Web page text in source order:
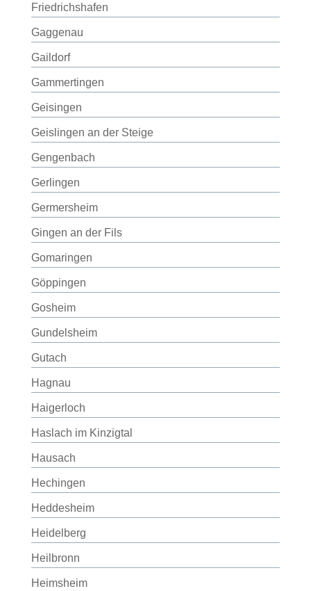
Friedrichshafen
Gaggenau
Gaildorf
Gammertingen
Geisingen
Geislingen an der Steige
Gengenbach
Gerlingen
Germersheim
Gingen an der Fils
Gomaringen
Göppingen
Gosheim
Gundelsheim
Gutach
Hagnau
Haigerloch
Haslach im Kinzigtal
Hausach
Hechingen
Heddesheim
Heidelberg
Heilbronn
Heimsheim